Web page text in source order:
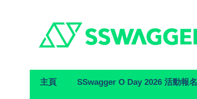
Primary
Navigation
主頁 SSwagger O Day 2026 活動報名